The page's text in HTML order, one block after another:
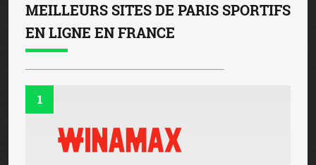
MEILLEURS SITES DE PARIS SPORTIFS
EN LIGNE EN FRANCE
1